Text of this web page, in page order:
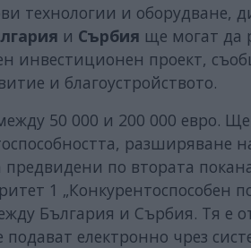
технологии и оборудване,
и Сърбия ще могат да
инвестиционен проект,
и благоустройството.
50 000 и 200 000 евро.
разширяване
предвидени по втората
1 „Конкурентоспособен
България и Сърбия. Тя е
електронно чрез